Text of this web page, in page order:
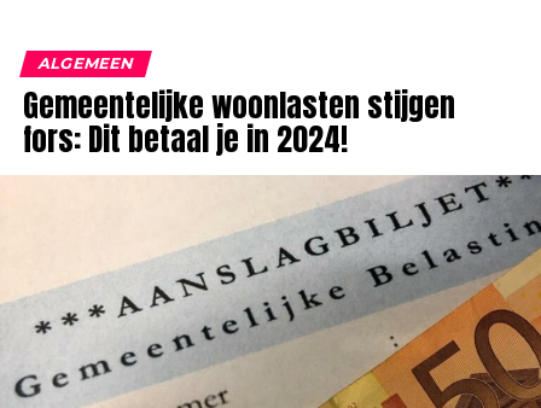
ALGEMEEN
Gemeentelijke woonlasten stijgen
fors: Dit betaal je in 2024!